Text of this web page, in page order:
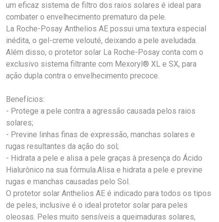
um eficaz sistema de filtro dos raios solares é ideal para
combater o envelhecimento prematuro da pele.
La Roche-Posay Anthelios AE possui uma textura especial
inédita, o gel-creme velouté, deixando a pele aveludada.
Além disso, o protetor solar La Roche-Posay conta com o
exclusivo sistema filtrante com Mexoryl® XL e SX, para
ação dupla contra o envelhecimento precoce.
Benefícios:
- Protege a pele contra a agressão causada pelos raios
solares;
- Previne linhas finas de expressão, manchas solares e
rugas resultantes da ação do sol;
- Hidrata a pele e alisa a pele graças à presença do Ácido
Hialurônico na sua fórmula.Alisa e hidrata a pele e previne
rugas e manchas causadas pelo Sol.
O protetor solar Anthelios AE é indicado para todos os tipos
de peles, inclusive é o ideal protetor solar para peles
oleosas. Peles muito sensíveis a queimaduras solares,